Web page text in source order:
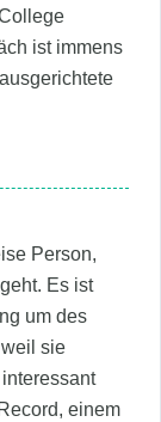
ist immens
Person,
Es ist
um des
sie
einem